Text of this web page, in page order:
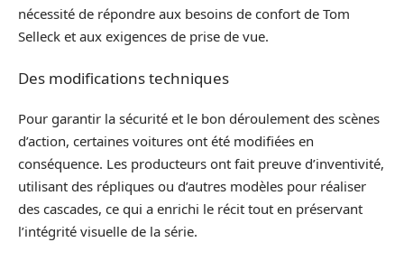
nécessité de répondre aux besoins de confort de Tom
Selleck et aux exigences de prise de vue.
Des modifications techniques
Pour garantir la sécurité et le bon déroulement des scènes
d’action, certaines voitures ont été modifiées en
conséquence. Les producteurs ont fait preuve d’inventivité,
utilisant des répliques ou d’autres modèles pour réaliser
des cascades, ce qui a enrichi le récit tout en préservant
l’intégrité visuelle de la série.